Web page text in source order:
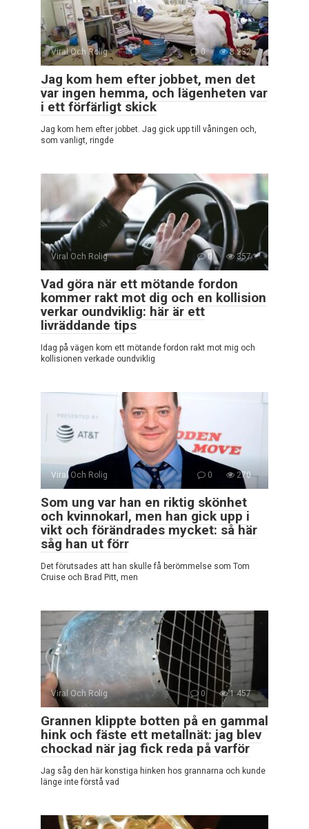
Viral Och Rolig 0 8 232
Jag kom hem efter jobbet, men det
var ingen hemma, och lägenheten var
i ett förfärligt skick
Jag kom hem efter jobbet. Jag gick upp till våningen och,
som vanligt, ringde
Viral Och Rolig 0 357
Vad göra när ett mötande fordon
kommer rakt mot dig och en kollision
verkar oundviklig: här är ett
livräddande tips
Idag på vägen kom ett mötande fordon rakt mot mig och
kollisionen verkade oundviklig
Viral Och Rolig 0 270
Som ung var han en riktig skönhet
och kvinnokarl, men han gick upp i
vikt och förändrades mycket: så här
såg han ut förr
Det förutsades att han skulle få berömmelse som Tom
Cruise och Brad Pitt, men
Viral Och Rolig 0 1 457
Grannen klippte botten på en gammal
hink och fäste ett metallnät: jag blev
chockad när jag fick reda på varför
Jag såg den här konstiga hinken hos grannarna och kunde
länge inte förstå vad